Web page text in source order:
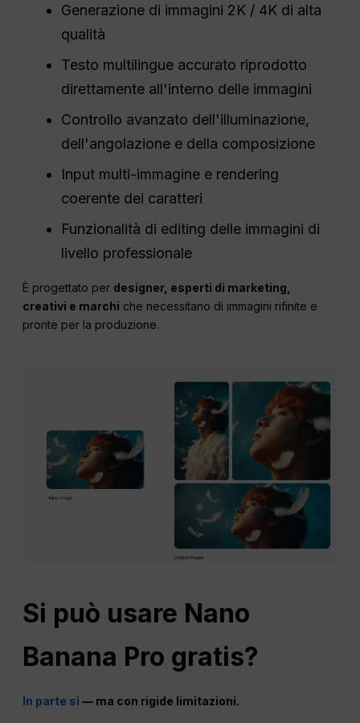
Generazione di immagini 2K / 4K di alta
qualità
Testo multilingue accurato riprodotto
direttamente all'interno delle immagini
Controllo avanzato dell'illuminazione,
dell'angolazione e della composizione
Input multi-immagine e rendering
coerente dei caratteri
Funzionalità di editing delle immagini di
livello professionale
È progettato per designer, esperti di marketing,
creativi e marchi che necessitano di immagini rifinite e
pronte per la produzione.
Si può usare Nano
Banana Pro gratis?
In parte sì — ma con rigide limitazioni.